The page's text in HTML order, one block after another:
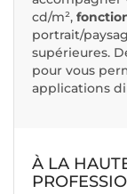
cd/m²,
portrait/
supérieures.
pour vous
applications
À LA